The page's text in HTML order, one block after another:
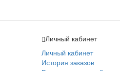
Личный кабинет
Личный кабинет
История заказов